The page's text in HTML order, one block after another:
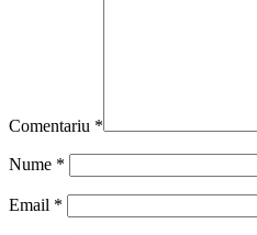
Comentariu *
Nume *
Email *